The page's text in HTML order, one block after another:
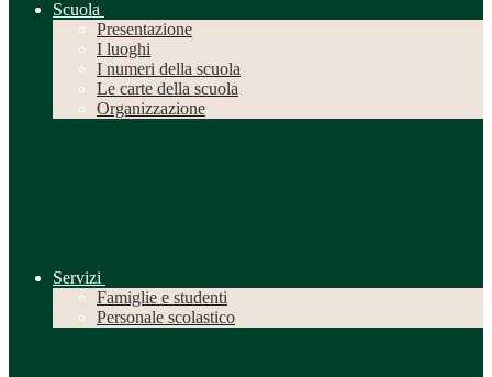
Scuola
Presentazione
I luoghi
I numeri della scuola
Le carte della scuola
Organizzazione
Servizi
Famiglie e studenti
Personale scolastico